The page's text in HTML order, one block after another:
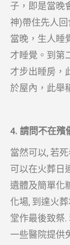
子，即是當晚
神)帶住先人回
當晚，生人睡
才睡覺。到第
才步出睡房，
於屋內，此舉
4. 請問不在殯
當然可以, 若
可以在火葬日
遺體及簡單化
化場, 到達火
堂作最後致祭
一些醫院提供